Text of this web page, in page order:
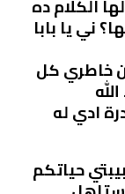
الكلام ده
ني يا بابا
خاطري كل
ادي له
حياتكم